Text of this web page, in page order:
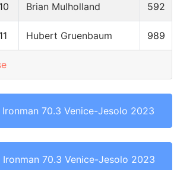
10 Brian Mulholland 592
11 Hubert Gruenbaum 989
70.3 Venice-Jesolo 2023
Ironman 70.3 Venice-Jesolo 2023